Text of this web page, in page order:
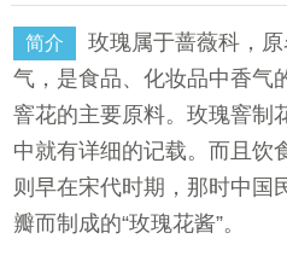
简介
玫瑰属于蔷薇科，
气，是食品、化妆品中香气
窨花的主要原料。玫瑰窨制
中就有详细的记载。而且饮
则早在宋代时期，那时中国
瓣而制成的“玫瑰花酱”。